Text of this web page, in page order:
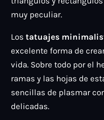
muy peculiar.
Lostatuajes
excelente forma de
vida. Sobre todo por el
ramas y las hojas de
sencillas de plasmar
delicadas.